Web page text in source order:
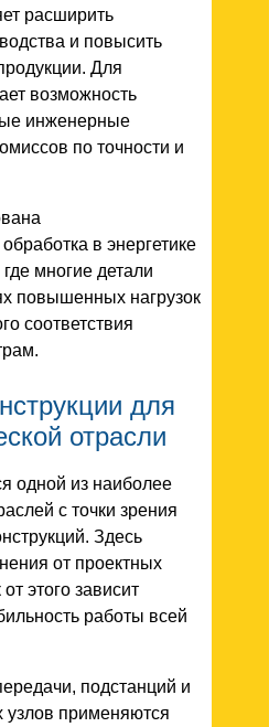
расширить
и повысить
Для
возможность
инженерные
по точности и
в энергетике
многие детали
повышенных нагрузок
соответствия
для
отрасли
одной из наиболее
с точки зрения
Здесь
от проектных
этого зависит
работы всей
подстанций и
узлов применяются